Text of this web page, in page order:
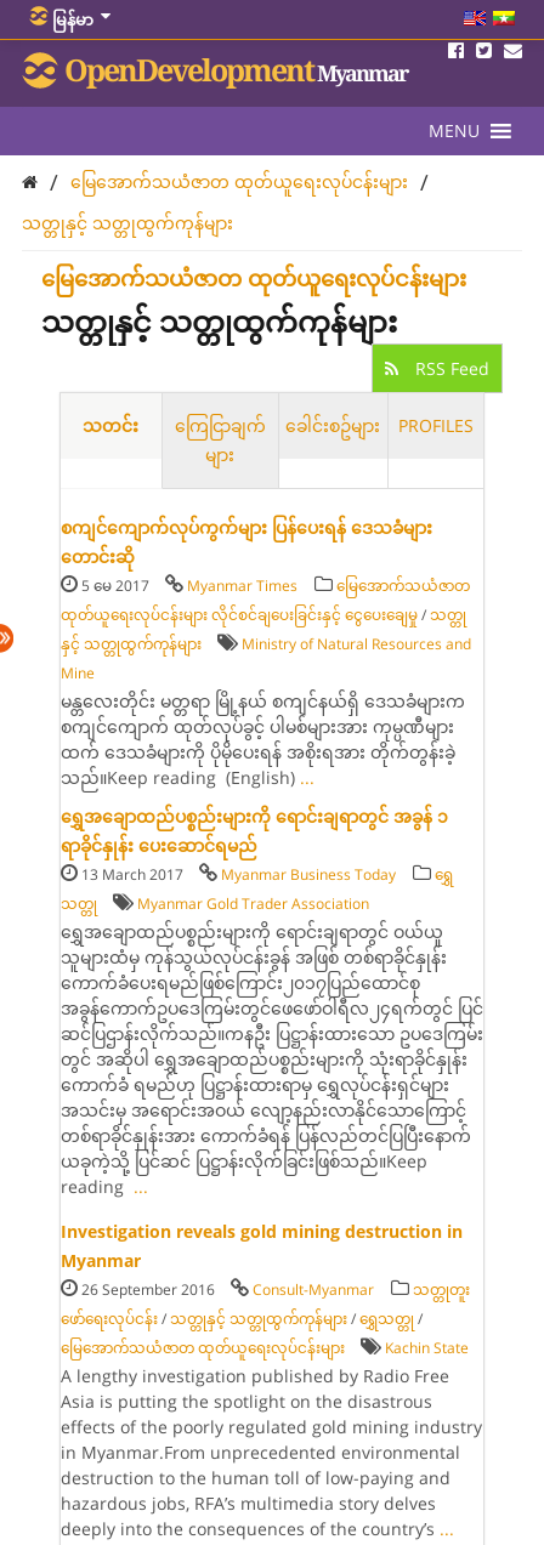
မြန်မာ
OpenDevelopmentMyanmar
MENU
/ မြေအောက်သယံဇာတ ထုတ်ယူရေးလုပ်ငန်းများ /
သတ္တုနှင့် သတ္တုထွက်ကုန်များ
မြေအောက်သယံဇာတ ထုတ်ယူရေးလုပ်ငန်းများ
သတ္တုနှင့် သတ္တုထွက်ကုန်များ
RSS Feed
သတင်း
ကြေငြာချက်
များ
ခေါင်းစဥ်များ PROFILES
စကျင်ကျောက်လုပ်ကွက်များ ပြန်ပေးရန် ဒေသခံများ
တောင်းဆို
5 မေ 2017 Myanmar Times
မြေအောက်သယံဇာတ
ထုတ်ယူရေးလုပ်ငန်းများ လိုင်စင်ချပေးခြင်းနှင့် ငွေပေးချေမှု /သတ္တု
နှင့် သတ္တုထွက်ကုန်များ
Ministry of Natural Resources and
Mine
မန္တလေးတိုင်း မတ္တရာ မြို့နယ် စကျင်နယ်ရှိ ဒေသခံများက
စကျင်ကျောက် ထုတ်လုပ်ခွင့် ပါမစ်များအား ကုမ္ပဏီများ
ထက် ဒေသခံများကို ပိုမိုပေးရန် အစိုးရအား တိုက်တွန်းခဲ့
သည်။Keep reading (English) ...
ရွှေအချောထည်ပစ္စည်းများကို ရောင်းချရာတွင် အခွန် ၁
ရာခိုင်နှုန်း ပေးဆောင်ရမည်
13 March 2017 Myanmar Business Today
ရွှေ
သတ္တု
Myanmar Gold Trader Association
ရွှေအချောထည်ပစ္စည်းများကို ရောင်းချရာတွင် ဝယ်ယူ
သူများထံမှ ကုန်သွယ်လုပ်ငန်းခွန် အဖြစ် တစ်ရာခိုင်နှုန်း
ကောက်ခံပေးရမည်ဖြစ်ကြောင်း၂၀၁၇ပြည်ထောင်စု
အခွန်ကောက်ဥပဒေကြမ်းတွင်ဖေဖော်ဝါရီလ၂၄ရက်တွင် ပြင်
ဆင်ပြဌာန်းလိုက်သည်။ကနဦး ပြဋ္ဌာန်းထားသော ဥပဒေကြမ်း
တွင် အဆိုပါ ရွှေအချောထည်ပစ္စည်းများကို သုံးရာခိုင်နှုန်း
ကောက်ခံ ရမည်ဟု ပြဋ္ဌာန်းထားရာမှ ရွှေလုပ်ငန်းရှင်များ
အသင်းမှ အရောင်းအဝယ် လျော့နည်းလာနိုင်သောကြောင့်
တစ်ရာခိုင်နှုန်းအား ကောက်ခံရန် ပြန်လည်တင်ပြပြီးနောက်
ယခုကဲ့သို့ ပြင်ဆင် ပြဋ္ဌာန်းလိုက်ခြင်းဖြစ်သည်။Keep
reading ...
Investigation reveals gold mining destruction in
Myanmar
26 September 2016 Consult-Myanmar
သတ္တုတူး
ဖော်ရေးလုပ်ငန်း /သတ္တုနှင့် သတ္တုထွက်ကုန်များ /ရွှေသတ္တု /
မြေအောက်သယံဇာတ ထုတ်ယူရေးလုပ်ငန်းများ
Kachin State
A lengthy investigation published by Radio Free
Asia is putting the spotlight on the disastrous
effects of the poorly regulated gold mining industry
in Myanmar.From unprecedented environmental
destruction to the human toll of low-paying and
hazardous jobs, RFA’s multimedia story delves
deeply into the consequences of the country’s ...